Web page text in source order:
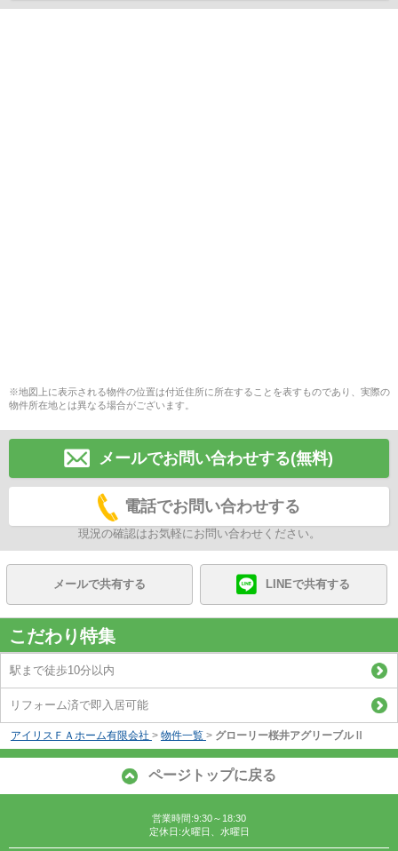
※地図上に表示される物件の位置は付近住所に所在することを表すものであり、実際の
物件所在地とは異なる場合がございます。
メールでお問い合わせする(無料)
電話でお問い合わせする
現況の確認はお気軽にお問い合わせください。
メールで共有する LINEで共有する
こだわり特集
駅まで徒歩10分以内
リフォーム済で即入居可能
アイリスＦＡホーム有限会社 > 物件一覧 > グローリー桜井アグリーブルⅡ
ページトップに戻る
営業時間:9:30～18:30
定休日:火曜日、水曜日